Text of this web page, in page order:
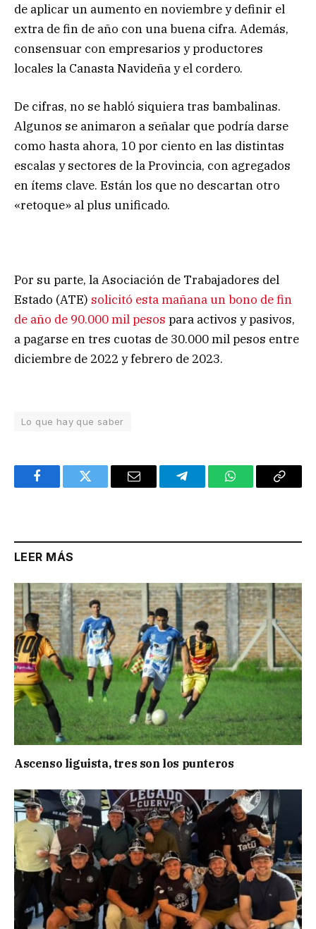
de aplicar un aumento en noviembre y definir el
extra de fin de año con una buena cifra. Además,
consensuar con empresarios y productores
locales la Canasta Navideña y el cordero.
De cifras, no se habló siquiera tras bambalinas.
Algunos se animaron a señalar que podría darse
como hasta ahora, 10 por ciento en las distintas
escalas y sectores de la Provincia, con agregados
en ítems clave. Están los que no descartan otro
«retoque» al plus unificado.
Por su parte, la Asociación de Trabajadores del
Estado (ATE) solicitó esta mañana un bono de fin
de año de 90.000 mil pesos para activos y pasivos,
a pagarse en tres cuotas de 30.000 mil pesos entre
diciembre de 2022 y febrero de 2023.
Lo que hay que saber
FacebookTwitter Email TelegramWhatsAppCopy
LEER MÁS
Ascenso liguista, tres son los punteros